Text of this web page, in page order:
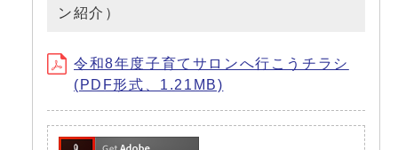
ン紹介）
令和8年度子育てサロンへ行こうチラシ
(PDF形式、1.21MB)